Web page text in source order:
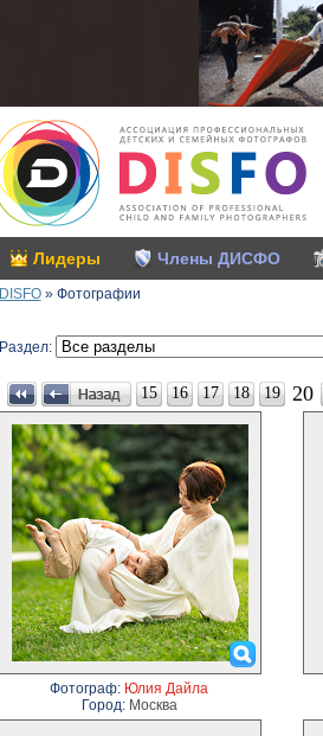
Лидеры Члены ДИСФО
DISFO » Фотографии
Раздел:
15 16 17 18 19 20
Фотограф: Юлия Дайла
Город: Москва